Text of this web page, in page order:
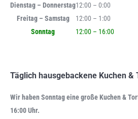
Dienstag – Donnerstag12:00 – 0:00
Freitag – Samstag
12:00 – 1:00
Sonntag
12:00 – 16:00
Täglich hausgebackene Kuchen &
Wir haben Sonntag eine große Kuchen &
16:00 Uhr.